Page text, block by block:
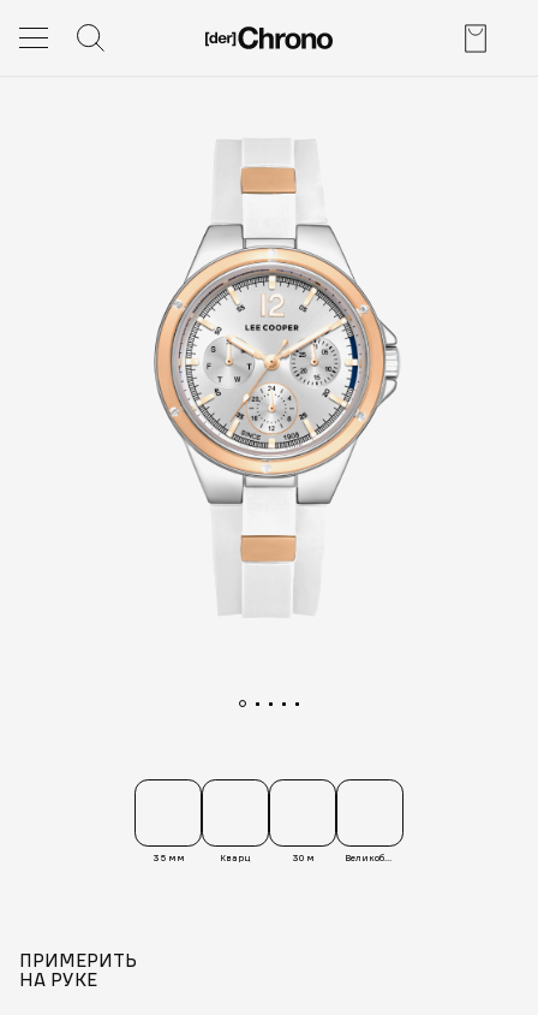
35 мм Кварц 30 м Великобритания
ПРИМЕРИТЬ
НА РУКЕ